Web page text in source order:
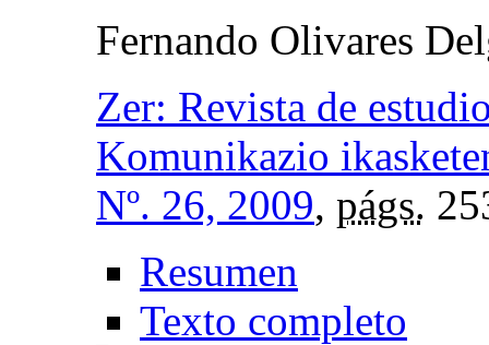
Fernando Olivares
Zer: Revista de
Komunikazio
Nº. 26, 2009, págs.
Resumen
Texto completo